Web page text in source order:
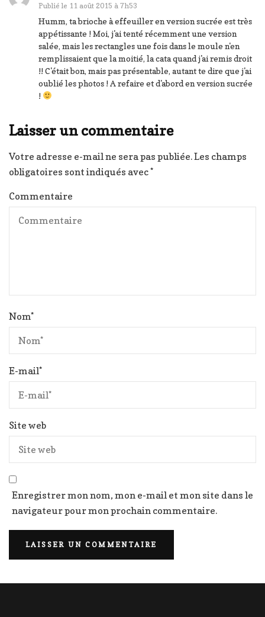
Publié le 11 août 2015 à 7h53
Humm, ta brioche à effeuiller en version sucrée est très
appétissante ! Moi, j'ai tenté récemment une version
salée, mais les rectangles une fois dans le moule n'en
remplissaient que la moitié, la cata quand j'ai remis droit
!! C'était bon, mais pas présentable, autant te dire que j'ai
oublié les photos ! A refaire et d'abord en version sucrée
!
Laisser un commentaire
Votre adresse e-mail ne sera pas publiée.Les champs
obligatoires sont indiqués avec*
Commentaire
Nom*
E-mail*
Site web
Enregistrer mon nom, mon e-mail et mon site dans le
navigateur pour mon prochain commentaire.